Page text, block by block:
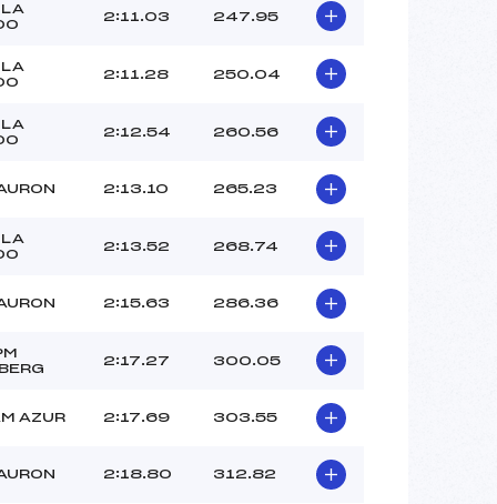
2:11.03 247.95
2:11.28 250.04
2:12.54 260.56
2:13.10 265.23
2:13.52 268.74
2:15.63 286.36
2:17.27 300.05
AZUR 2:17.69 303.55
2:18.80 312.82